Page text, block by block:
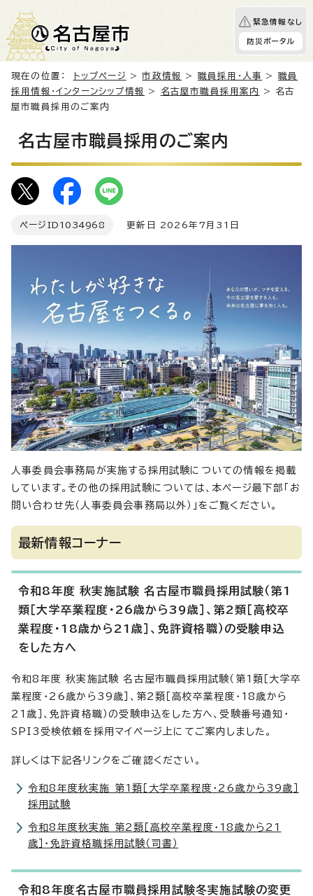
緊急情報なし
防災ポータル
現在の位置： トップページ >市政情報 > 職員採用・人事 > 職員
採用情報・インターンシップ情報
> 名古屋市職員採用案内
> 名古
屋市職員採用のご案内
名古屋市職員採用のご案内
ページID 1034968 更新日 2026年7月31日
人事委員会事務局が実施する採用試験についての情報を掲載
しています。その他の採用試験については、本ページ最下部「お
問い合わせ先（人事委員会事務局以外）」をご覧ください。
最新情報コーナー
令和8年度 秋実施試験 名古屋市職員採用試験（第1
類［大学卒業程度・26歳から39歳］、第2類［高校卒
業程度・18歳から21歳］、免許資格職）の受験申込
をした方へ
令和8年度 秋実施試験 名古屋市職員採用試験（第1類［大学卒
業程度・26歳から39歳］、第2類［高校卒業程度・18歳から
21歳］、免許資格職）の受験申込をした方へ、受験番号通知・
SPI3受検依頼を採用マイページ上にてご案内しました。
詳しくは下記各リンクをご確認ください。
令和8年度秋実施 第1類［大学卒業程度・26歳から39歳］
採用試験
令和8年度秋実施 第2類［高校卒業程度・18歳から21
歳］・免許資格職採用試験（司書）
令和8年度名古屋市職員採用試験冬実施試験の変更